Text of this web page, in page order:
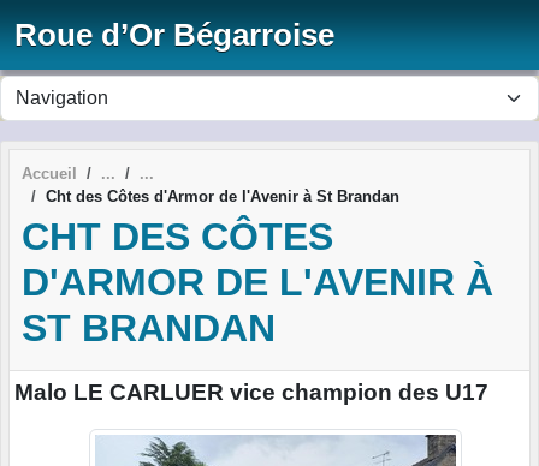
Roue d’Or Bégarroise
Accueil
Cht des Côtes d'Armor de l'Avenir à St Brandan
CHT DES CÔTES
D'ARMOR DE L'AVENIR À
ST BRANDAN
Malo LE CARLUER vice champion des U17